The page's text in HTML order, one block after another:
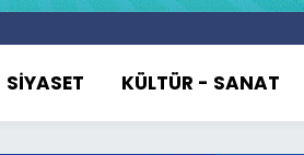
SİYASET KÜLTÜR - SANAT